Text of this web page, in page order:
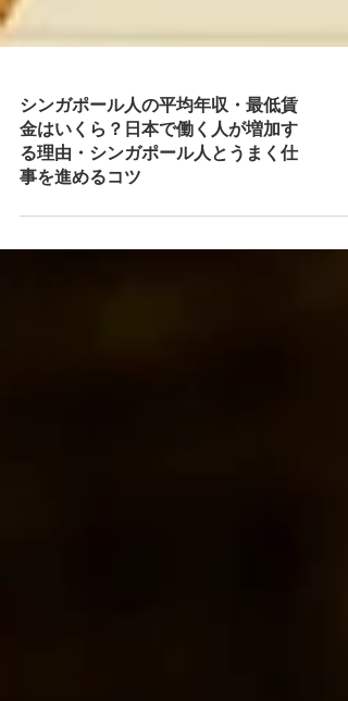
シンガポール人の平均年収・最低賃
金はいくら？日本で働く人が増加す
事を進めるコツ